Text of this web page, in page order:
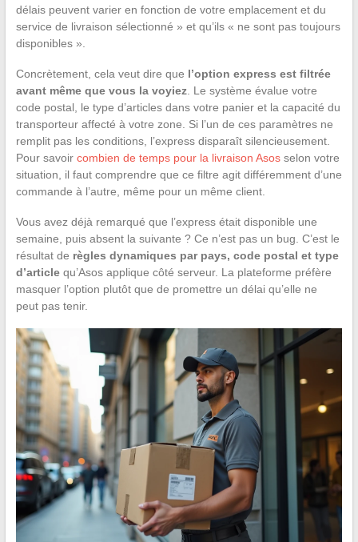
délais peuvent varier en fonction de votre emplacement et du
service de livraison sélectionné » et qu’ils « ne sont pas toujours
disponibles ».
Concrètement, cela veut dire que l’option express est filtrée
avant même que vous la voyiez. Le système évalue votre
code postal, le type d’articles dans votre panier et la capacité du
transporteur affecté à votre zone. Si l’un de ces paramètres ne
remplit pas les conditions, l’express disparaît silencieusement.
Pour savoir combien de temps pour la livraison Asosselon votre
situation, il faut comprendre que ce filtre agit différemment d’une
commande à l’autre, même pour un même client.
Vous avez déjà remarqué que l’express était disponible une
semaine, puis absent la suivante ? Ce n’est pas un bug. C’est le
résultat de règles dynamiques par pays, code postal et type
d’articlequ’Asos applique côté serveur. La plateforme préfère
masquer l’option plutôt que de promettre un délai qu’elle ne
peut pas tenir.